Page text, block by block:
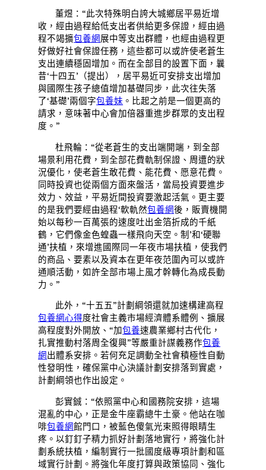
董煜：“此次特殊明白誇大城鄉居平易近增
收，經由過程給低支出者供給更多保證，經由過
程不竭擴包養網展中等支出群體，也經由過程更
好做好社會保證任務，這些都可以或許使老蒼生
支出連續穩固增加。而在全部目的設置下面，曩
昔‘十四五’（提出），居平易近可安排支出增加
與國際生孩子總值增加基礎同步，此次往失落
了‘基礎’兩個字包養妹 。比起之前是一個更高的
請求，意味著中心會加倍器重進步群眾的支出程
度。”
杜飛輪：“從老蒼生的支出端開端，到全部
場景利用花費，到全部花費軌制保證、周遭的狀
況優化，使老蒼生敢花費、能花費、愿意花費。
同時投資也從兩個方面來盤活，當局投資要進步
效力、效益，平易近間投資要激起活氣。更主要
的是我們要經由過程‘軟軌然包養網後，販賣機開
始以每秒一百萬張的速度吐出金箔折成的千紙
鶴，它們像金色蝗蟲一樣飛向天空。制’和‘硬聯
通’扶植，來增進國際同一年夜市場扶植，使我們
的商品、要素以及資本在更年夜范圍內可以或許
通順活動，如許全部市場上風才幹轉化為成長動
力。”
此外，“十五五”計劃綱領還就加速構建高程
包養網心得度社會主義市場經濟體系體例、擴展
高程度對外開放、“加包養速農業鄉村古代化，
扎實推動村落周全復興”等嚴重計謀義務作包養
網出體系安排。若何充足調動全社會積極性自動
性發明性，確保黨中心決議計劃安排落到實處，
計劃綱領也作出設定。
彭實鋮：“依照黨中心和國務院安排，這場
混亂的中心，正是金牛座霸總牛土豪。他站在咖
啡包養網館門口，被藍色傻氣光束照得眼睛生
疼。以釘釘子精力抓好計劃落地實行，將強化計
劃系統扶植，編制實行一批國度級專項計劃和區
域實行計劃。將強化年度打算與政策協同、強化